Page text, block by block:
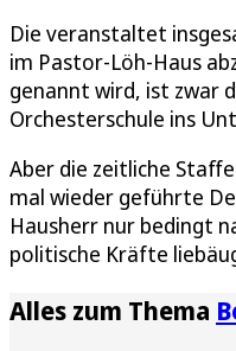
Die veranstaltet
im Pastor-Löh-Haus
genannt wird, ist zwar
Orchesterschule ins
Aber die zeitliche
mal wieder geführte
Hausherr nur bedingt
politische Kräfte
Alles zum Thema